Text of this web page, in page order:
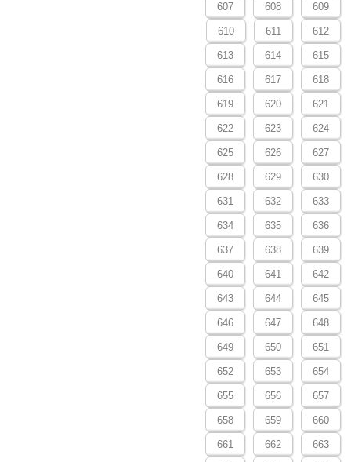
607 608 609
610 611 612
613 614 615
616 617 618
619 620 621
622 623 624
625 626 627
628 629 630
631 632 633
634 635 636
637 638 639
640 641 642
643 644 645
646 647 648
649 650 651
652 653 654
655 656 657
658 659 660
661 662 663